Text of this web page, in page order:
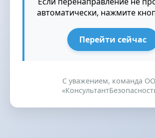
автоматически, нажмите
Перейти сейчас
С уважением, команда